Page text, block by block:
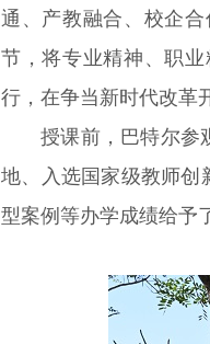
通、产教融合、校企
节，将专业精神、职
行，在争当新时代改革
授课前，巴特尔参
地、入选国家级教师创
型案例等办学成绩给予